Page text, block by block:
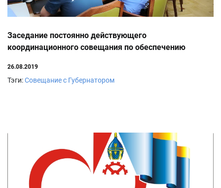
Заседание постоянно действующего
координационного совещания по обеспечению
26.08.2019
Тэги:Совещание с Губернатором